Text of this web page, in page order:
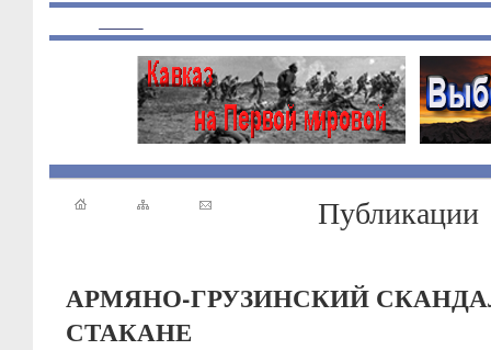
Публикации
АРМЯНО-ГРУЗИНСКИЙ
СТАКАНЕ